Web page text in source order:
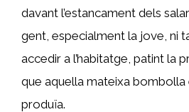
davant l’estancament dels
gent, especialment la jove, ni
accedir a l’habitatge, patint la
que aquella mateixa bombolla
produïa.